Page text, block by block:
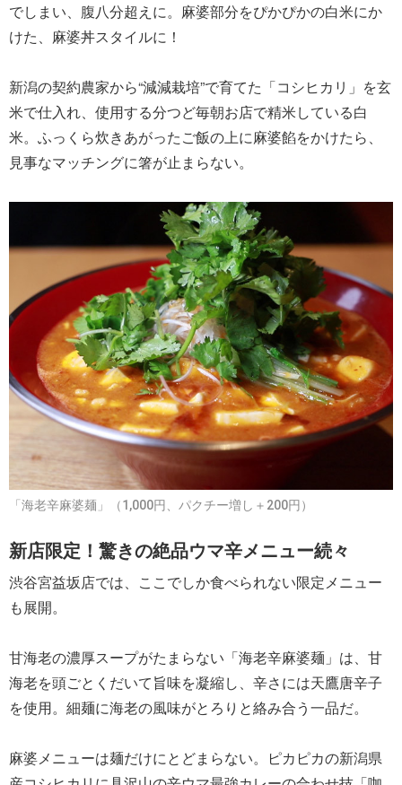
でしまい、腹八分超えに。麻婆部分をぴかぴかの白米にか
けた、麻婆丼スタイルに！
新潟の契約農家から“減減栽培”で育てた「コシヒカリ」を玄
米で仕入れ、使用する分つど毎朝お店で精米している白
米。ふっくら炊きあがったご飯の上に麻婆餡をかけたら、
見事なマッチングに箸が止まらない。
「海老辛麻婆麺」（1,000円、パクチー増し＋200円）
新店限定！驚きの絶品ウマ辛メニュー続々
渋谷宮益坂店では、ここでしか食べられない限定メニュー
も展開。
甘海老の濃厚スープがたまらない「海老辛麻婆麺」は、甘
海老を頭ごとくだいて旨味を凝縮し、辛さには天鷹唐辛子
を使用。細麺に海老の風味がとろりと絡み合う一品だ。
麻婆メニューは麺だけにとどまらない。ピカピカの新潟県